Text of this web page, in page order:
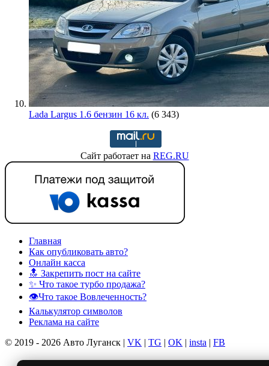
Lada Largus 1.6 бензин 16 кл. (6 343)
Сайт работает на REG.RU
Главная
Как опубликовать авто?
Онлайн касса
🔝 Закрепить пост на сайте
✨ Что такое турбо продажа?
👁️Что такое Вовлеченность?
Калькулятор символов
Реклама на сайте
© 2019 - 2026 Авто Луганск | VK | TG | OK | insta | FB